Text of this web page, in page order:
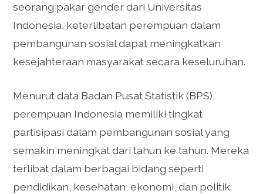
seorang pakar gender dari Universitas
Indonesia, keterlibatan perempuan dalam
pembangunan sosial dapat meningkatkan
kesejahteraan masyarakat secara keseluruhan.
Menurut data Badan Pusat Statistik (BPS),
perempuan Indonesia memiliki tingkat
partisipasi dalam pembangunan sosial yang
semakin meningkat dari tahun ke tahun. Mereka
terlibat dalam berbagai bidang seperti
pendidikan, kesehatan, ekonomi, dan politik.